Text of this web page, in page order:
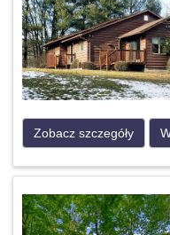
Zobacz szczegóły